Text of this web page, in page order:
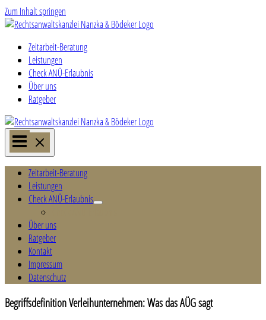
Zum Inhalt springen
Zeitarbeit-Beratung
Leistungen
Check ANÜ-Erlaubnis
Über uns
Ratgeber
Zeitarbeit-Beratung
Leistungen
Check ANÜ-Erlaubnis
Über uns
Ratgeber
Kontakt
Impressum
Datenschutz
Begriffsdefinition Verleihunternehmen: Was das AÜG sagt